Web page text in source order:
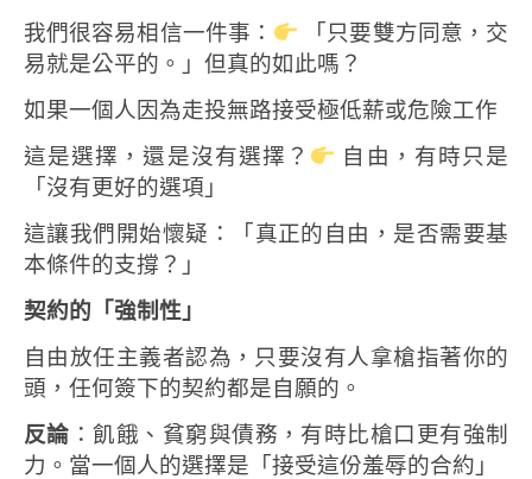
我們很容易相信一件事：
「只要雙方同意，交
易就是公平的。」 但真的如此嗎？
如果一個人因為走投無路接受極低薪或危險工作
這是選擇，還是沒有選擇？
自由，有時只是
「沒有更好的選項」
這讓我們開始懷疑：
「真正的自由，是否需要基
本條件的支撐？」
契約的「強制性」
自由放任主義者認為，只要沒有人拿槍指著你的
頭，任何簽下的契約都是自願的。
反論 ：飢餓、貧窮與債務，有時比槍口更有強制
力。當一個人的選擇是「接受這份羞辱的合約」